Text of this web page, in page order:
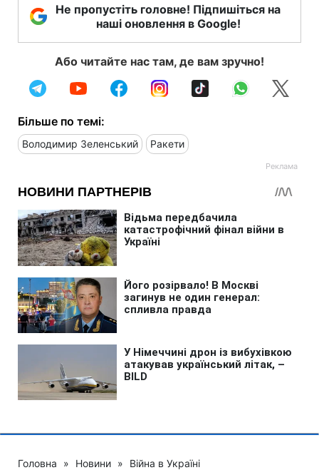
Не пропустіть головне! Підпишіться на
наші оновлення в Google!
Або читайте нас там, де вам зручно!
Більше по темі:
Володимир Зеленський Ракети
Головна » Новини » Війна в Україні